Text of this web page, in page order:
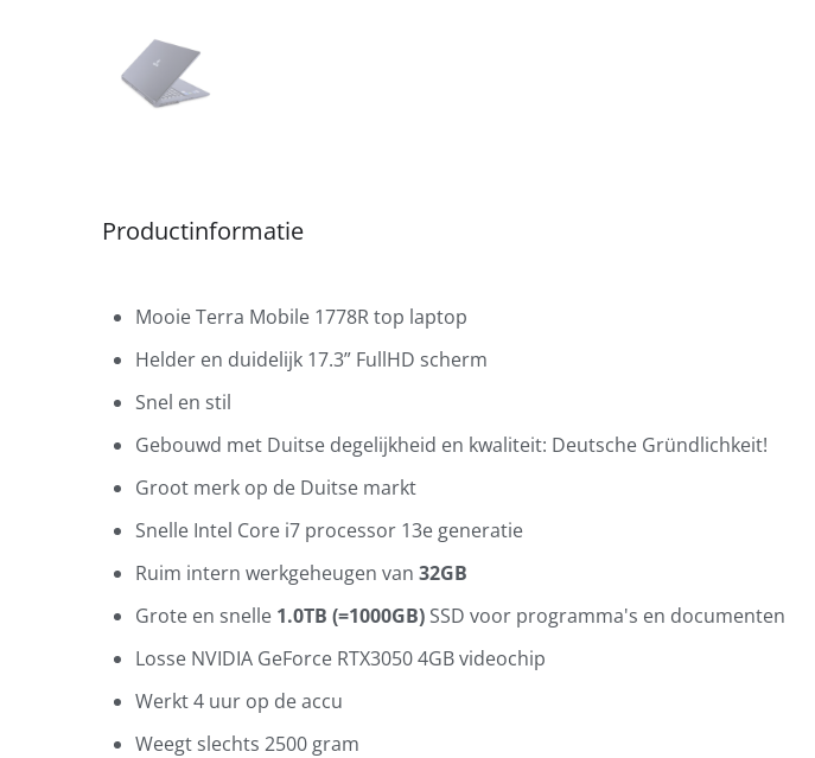
Productinformatie
Mooie Terra Mobile 1778R top laptop
Helder en duidelijk 17.3” FullHD scherm
Snel en stil
Gebouwd met Duitse degelijkheid en kwaliteit: Deutsche Gründlichkeit!
Groot merk op de Duitse markt
Snelle Intel Core i7 processor 13e generatie
Ruim intern werkgeheugen van 32GB
Grote en snelle 1.0TB (=1000GB) SSD voor programma's en documenten
Losse NVIDIA GeForce RTX3050 4GB videochip
Werkt 4 uur op de accu
Weegt slechts 2500 gram